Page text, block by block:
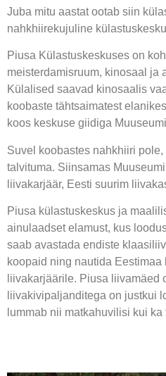
Juba mitu aastat ootab siin
nahkhiirekujuline
Piusa Külastuskeskuses on
meisterdamisruum, kinosaal ja
Külalised saavad kinosaalis
koobaste tähtsaimatest
koos keskuse giidiga
Suvel koobastes nahkhiiri
talvituma. Siinsamas
liivakarjäär, Eesti suurim
Piusa külastuskeskus ja
ainulaadset elamust, kus
saab avastada endiste
koopaid ning nautida Eestimaa
liivakarjäärile. Piusa liivamäed
liivakivipaljanditega on justkui
lummab nii matkahuvilisi kui ka